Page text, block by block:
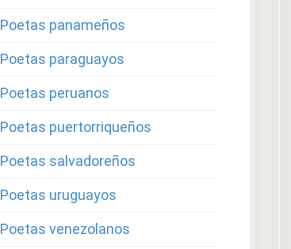
Poetas panameños
Poetas paraguayos
Poetas peruanos
Poetas puertorriqueños
Poetas salvadoreños
Poetas uruguayos
Poetas venezolanos